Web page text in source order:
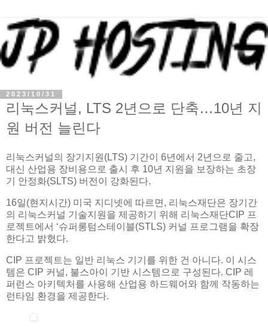
2023/10/31
리눅스커널, LTS 2년으로 단축…10년 지
원 버전 늘린다
리눅스커널의 장기지원(LTS) 기간이 6년에서 2년으로 줄고,
대신 산업용 장비용으로 출시 후 10년 지원을 보장하는 초장
기 안정화(SLTS) 버전이 강화된다.
16일(현지시간) 미국 지디넷에 따르면, 리눅스재단은 장기간
의 리눅스커널 기술지원을 제공하기 위해 리눅스재단CIP 프
로젝트에서 ‘슈퍼롱텀스테이블(STLS) 커널 프로그램을 확장
한다고 밝혔다.
CIP 프로젝트는 일반 리눅스 기기를 위한 건 아니다. 이 시스
템은 CIP 커널, 불스아이 기반 시스템으로 구성된다. CIP 레
퍼런스 아키텍처를 사용해 산업용 하드웨어와 함께 작동하는
런타임 환경을 제공한다.